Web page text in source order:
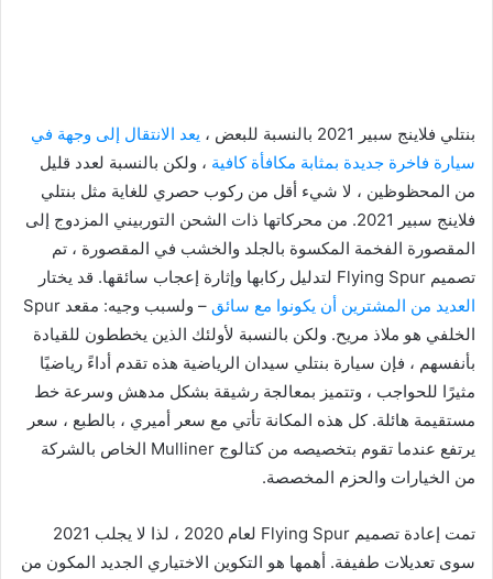
بنتلي فلاينج سبير 2021 بالنسبة للبعض ،
يعد الانتقال إلى وجهة في
سيارة فاخرة جديدة بمثابة مكافأة كافية ، ولكن بالنسبة لعدد قليل
من المحظوظين ، لا شيء أقل من ركوب حصري للغاية مثل بنتلي
فلاينج سبير 2021. من محركاتها ذات الشحن التوربيني المزدوج إلى
المقصورة الفخمة المكسوة بالجلد والخشب في المقصورة ، تم
تصميم Flying Spur لتدليل ركابها وإثارة إعجاب سائقها. قد يختار
العديد من المشترين أن يكونوا مع سائق
– ولسبب وجيه: مقعد Spur
الخلفي هو ملاذ مريح. ولكن بالنسبة لأولئك الذين يخططون للقيادة
بأنفسهم ، فإن سيارة بنتلي سيدان الرياضية هذه تقدم أداءً رياضيًا
مثيرًا للحواجب ، وتتميز بمعالجة رشيقة بشكل مدهش وسرعة خط
مستقيمة هائلة. كل هذه المكانة تأتي مع سعر أميري ، بالطبع ، سعر
يرتفع عندما تقوم بتخصيصه من كتالوج Mulliner الخاص بالشركة
من الخيارات والحزم المخصصة.
تمت إعادة تصميم Flying Spur لعام 2020 ، لذا لا يجلب 2021
سوى تعديلات طفيفة. أهمها هو التكوين الاختياري الجديد المكون من